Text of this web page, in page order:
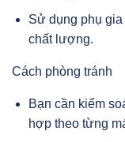
Sử dụng phụ
chất lượng.
Cách phòng tránh
Bạn cần kiểm
hợp theo từng